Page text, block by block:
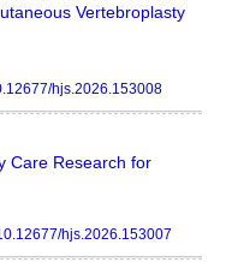
Vertebroplasty
hjs.2026.153008
Care Research for
hjs.2026.153007